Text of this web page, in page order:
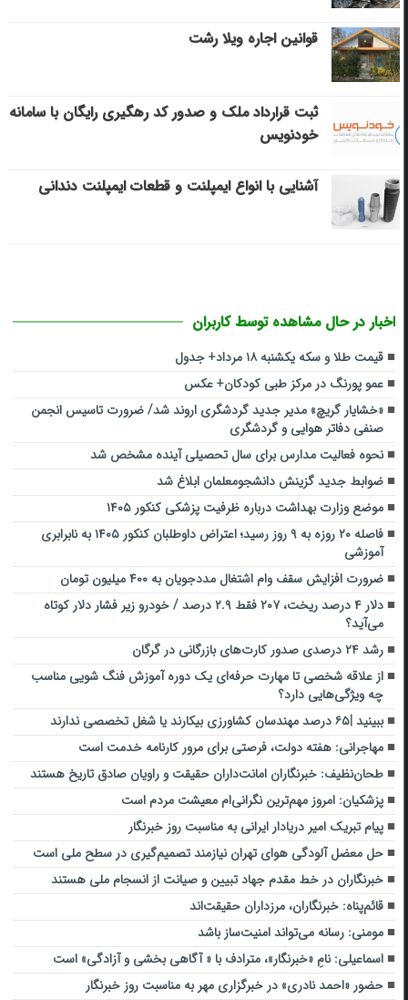
قوانین اجاره ویلا رشت
ثبت قرارداد ملک و صدور کد رهگیری رایگان با سامانه
خودنویس
آشنایی با انواع ایمپلنت و قطعات ایمپلنت دندانی
اخبار در حال مشاهده توسط کاربران
قیمت طلا و سکه یکشنبه ۱۸ مرداد+ جدول
عمو پورنگ در مرکز طبی کودکان+ عکس
«خشایار گریچ» مدیر جدید گردشگری اروند شد/ ضرورت تاسیس انجمن
صنفی دفاتر هوایی و گردشگری
نحوه فعالیت مدارس برای سال تحصیلی آینده مشخص شد
ضوابط جدید گزینش دانشجومعلمان ابلاغ شد
موضع وزارت بهداشت درباره ظرفیت پزشکی کنکور ۱۴۰۵
فاصله ۲۰ روزه به ۹ روز رسید؛ اعتراض داوطلبان کنکور ۱۴۰۵ به نابرابری
آموزشی
ضرورت افزایش سقف وام اشتغال مددجویان به ۴۰۰ میلیون تومان
دلار ۴ درصد ریخت، ۲۰۷ فقط ۲.۹ درصد / خودرو زیر فشار دلار کوتاه
می‌آید؟
رشد ۲۴ درصدی صدور کارت‌های بازرگانی در گرگان
از علاقه شخصی تا مهارت حرفه‌ای یک دوره آموزش فنگ شویی مناسب
چه ویژگی‌هایی دارد؟
ببینید |۶۵ درصد مهندسان کشاورزی بیکارند یا شغل تخصصی ندارند
مهاجرانی: هفته دولت، فرصتی برای مرور کارنامه خدمت است
طحان‌نظیف: خبرنگاران امانت‌داران حقیقت و راویان صادق تاریخ‌ هستند
پزشکیان: امروز مهم‌ترین نگرانی‌ام معیشت مردم است
پیام تبریک امیر دریادار ایرانی به مناسبت روز خبرنگار
حل معضل آلودگی هوای تهران نیازمند تصمیم‌گیری در سطح ملی است
خبرنگاران در خط مقدم جهاد تبیین و صیانت از انسجام ملی هستند
قائم‌پناه: ‏خبرنگاران، مرزداران حقیقت‌اند
مومنی: رسانه می‌تواند امنیت‌ساز باشد
اسماعیلی: نامِ «خبرنگار»، مترادف با « آگاهی بخشی و آزادگی» است
حضور «احمد نادری» در خبرگزاری مهر به مناسبت روز خبرنگار